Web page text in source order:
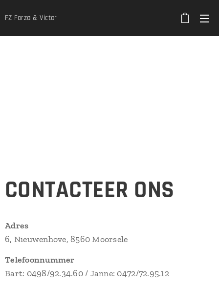
FZ Forza & Victor
CONTACTEER ONS
Adres
6, Nieuwenhove, 8560 Moorsele
Telefoonnummer
Bart: 0498/92.34.60 / Janne: 0472/72.95.12